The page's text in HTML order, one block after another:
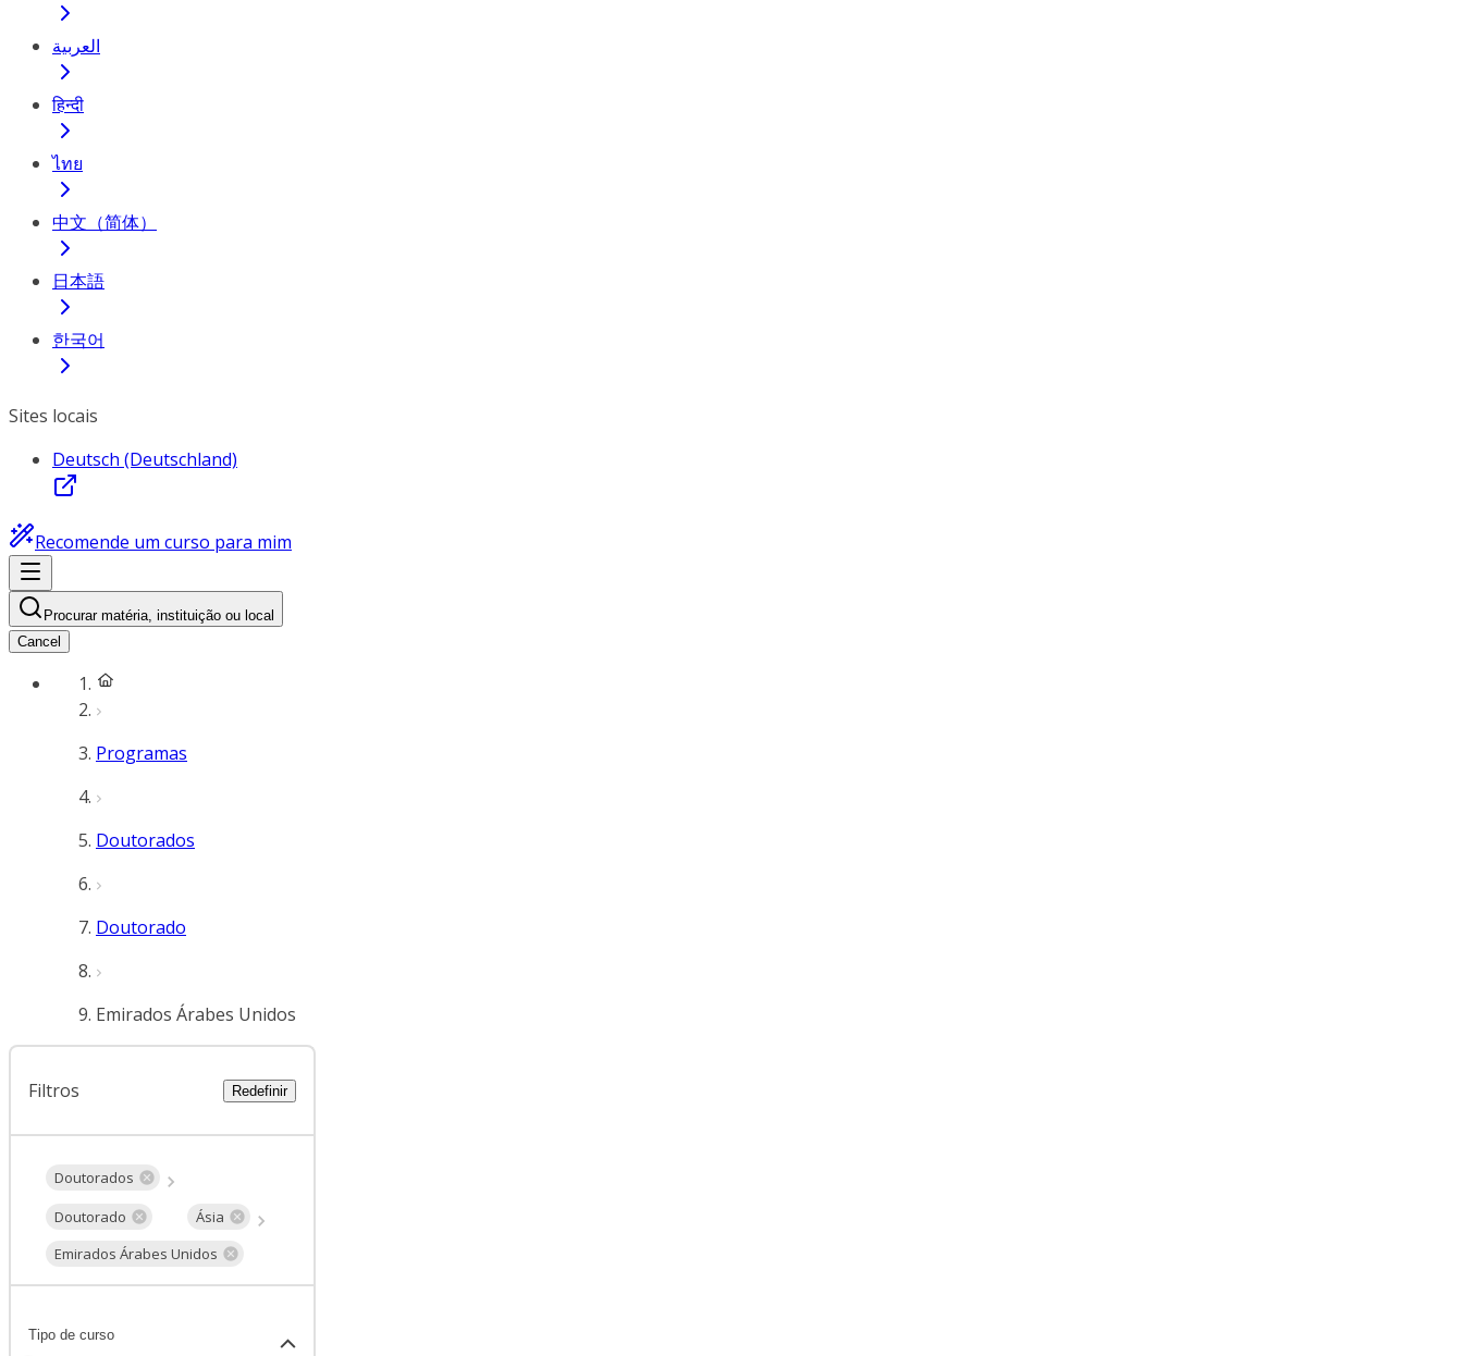
العربية
हिन्दी
ไทย
中文（简体）
日本語
한국어
Sites locais
Deutsch (Deutschland)
Recomende um curso para mim
Procurar matéria, instituição ou local
Cancel
Programas
Doutorados
Doutorado
Emirados Árabes Unidos
Filtros Redefinir
Doutorados
Doutorado
Ásia
Emirados Árabes Unidos
Tipo de curso